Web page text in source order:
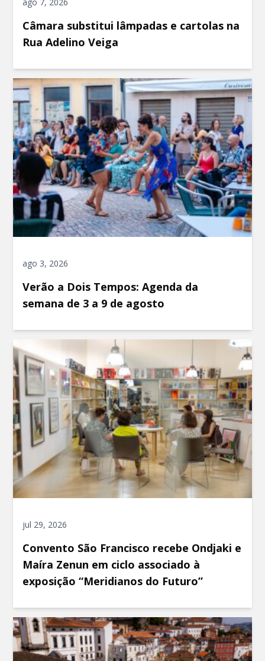
Câmara substitui lâmpadas e cartolas na
Rua Adelino Veiga
ago 3, 2026
Verão a Dois Tempos: Agenda da
semana de 3 a 9 de agosto
jul 29, 2026
Convento São Francisco recebe Ondjaki e
Maíra Zenun em ciclo associado à
exposição “Meridianos do Futuro”